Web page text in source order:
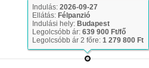
Indulás:2026-09-27
Ellátás: Félpanzió
Indulási hely: Budapest
Legolcsóbb ár:639 900 Ft/fő
Legolcsóbb ár 2 főre:1 279 800 Ft